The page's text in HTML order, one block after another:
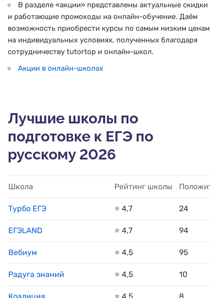
В разделе «акции» представлены актуальные скидки
и работающие промокоды на онлайн-обучение. Даём
возможность приобрести курсы по самым низким ценам
на индивидуальных условиях, полученных благодаря
сотрудничеству tutortop и онлайн-школ.
Акции в онлайн-школах
Лучшие школы по
подготовке к ЕГЭ по
русскому 2026
Школа Рейтинг школы
Турбо ЕГЭ ⭐️ 4,7 24
ЕГЭLAND ⭐️ 4,7 94
Вебиум ⭐️ 4,5 95
Радуга знаний ⭐️ 4,5 10
Коалиция ⭐️ 4,5 8